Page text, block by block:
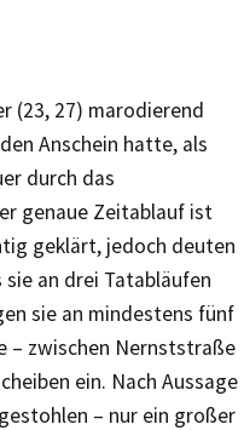
(23, 27) marodierend
Anschein hatte, als
durch das
genaue Zeitablauf ist
geklärt, jedoch deuten
an drei Tatabläufen
sie an mindestens fünf
– zwischen Nernststraße
ein. Nach Aussage
– nur ein großer